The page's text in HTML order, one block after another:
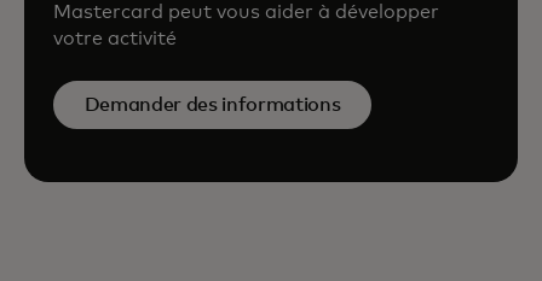
Mastercard peut vous aider à développer
votre activité
Demander des informations